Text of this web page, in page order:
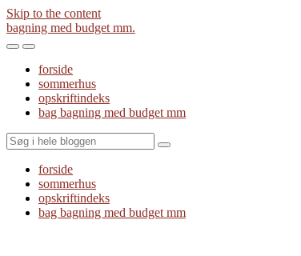
Skip to the content
bagning med budget mm.
Toggle
mobile
menu
Toggle
the
search
field
forside
sommerhus
opskriftindeks
bag bagning med budget mm
Search
forside
sommerhus
opskriftindeks
bag bagning med budget mm